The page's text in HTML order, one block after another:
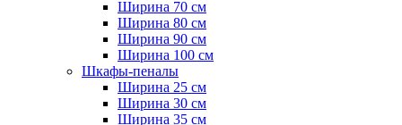
Ширина 70 см
Ширина 80 см
Ширина 90 см
Ширина 100 см
Шкафы-пеналы
Ширина 25 см
Ширина 30 см
Ширина 35 см